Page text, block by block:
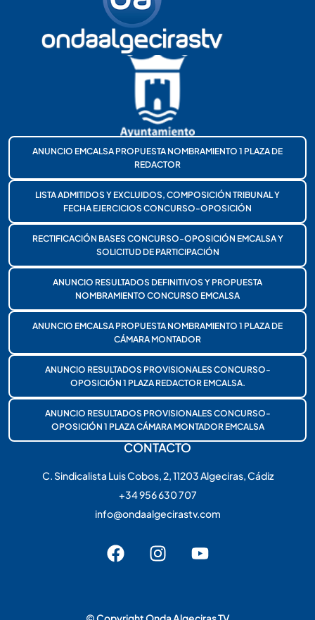
ANUNCIO EMCALSA PROPUESTA NOMBRAMIENTO 1 PLAZA DE
REDACTOR
LISTA ADMITIDOS Y EXCLUIDOS, COMPOSICIÓN TRIBUNAL Y
FECHA EJERCICIOS CONCURSO-OPOSICIÓN
RECTIFICACIÓN BASES CONCURSO-OPOSICIÓN EMCALSA Y
SOLICITUD DE PARTICIPACIÓN
ANUNCIO RESULTADOS DEFINITIVOS Y PROPUESTA
NOMBRAMIENTO CONCURSO EMCALSA
ANUNCIO EMCALSA PROPUESTA NOMBRAMIENTO 1 PLAZA DE
CÁMARA MONTADOR
ANUNCIO RESULTADOS PROVISIONALES CONCURSO-
OPOSICIÓN 1 PLAZA REDACTOR EMCALSA.
ANUNCIO RESULTADOS PROVISIONALES CONCURSO-
OPOSICIÓN 1 PLAZA CÁMARA MONTADOR EMCALSA
CONTACTO
C. Sindicalista Luis Cobos, 2, 11203 Algeciras, Cádiz
+34 956 630 707
info@ondaalgecirastv.com